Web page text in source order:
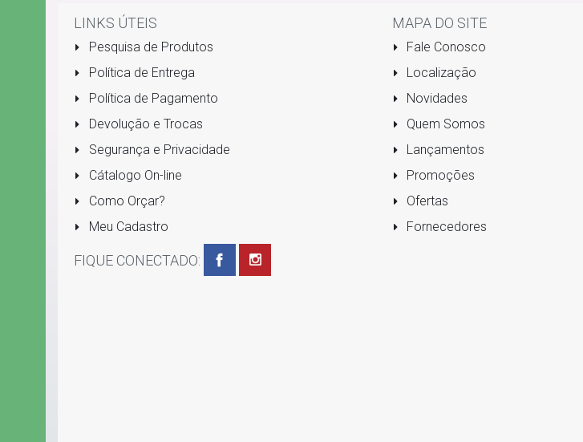
LINKS ÚTEIS
Pesquisa de Produtos
Política de Entrega
Política de Pagamento
Devolução e Trocas
Segurança e Privacidade
Cátalogo On-line
Como Orçar?
Meu Cadastro
FIQUE CONECTADO:
MAPA DO SITE
Fale Conosco
Localização
Novidades
Quem Somos
Lançamentos
Promoções
Ofertas
Fornecedores